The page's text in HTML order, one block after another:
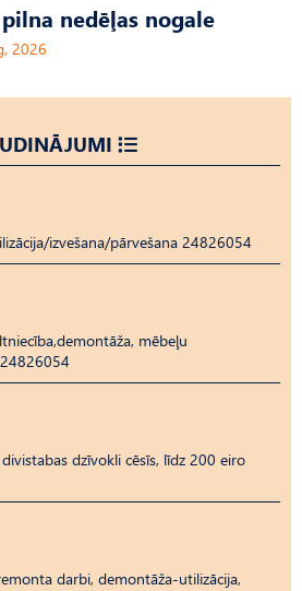
nedēļas nogale
2026
izvešana/pārvešana 24826054
mēbeļu
dzīvokli cēsīs, līdz 200 eiro
darbi, demontāža-utilizācija,